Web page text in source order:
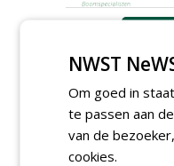
NWST
Om goed in
te passen aan
van de
cookies.